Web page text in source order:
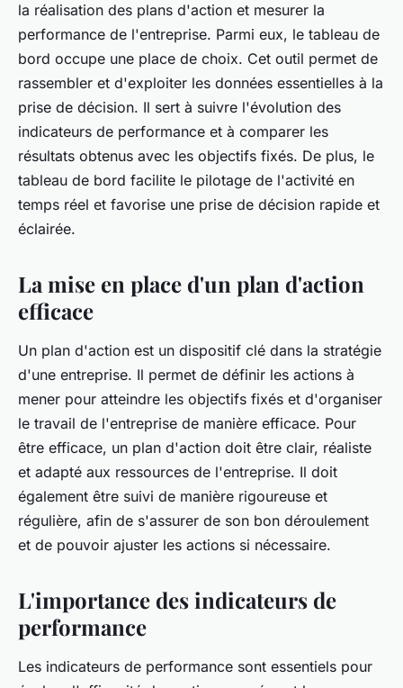
la réalisation des plans d'action et mesurer la
performance de l'entreprise. Parmi eux, le tableau de
bord occupe une place de choix. Cet outil permet de
rassembler et d'exploiter les données essentielles à la
prise de décision. Il sert à suivre l'évolution des
indicateurs de performance et à comparer les
résultats obtenus avec les objectifs fixés. De plus, le
tableau de bord facilite le pilotage de l'activité en
temps réel et favorise une prise de décision rapide et
éclairée.
La mise en place d'un plan d'action
efficace
Un plan d'action est un dispositif clé dans la stratégie
d'une entreprise. Il permet de définir les actions à
mener pour atteindre les objectifs fixés et d'organiser
le travail de l'entreprise de manière efficace. Pour
être efficace, un plan d'action doit être clair, réaliste
et adapté aux ressources de l'entreprise. Il doit
également être suivi de manière rigoureuse et
régulière, afin de s'assurer de son bon déroulement
et de pouvoir ajuster les actions si nécessaire.
L'importance des indicateurs de
performance
Les indicateurs de performance sont essentiels pour